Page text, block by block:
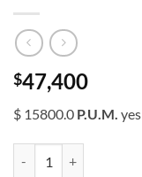
$47,400
$ 15800.0 P.U.M. yes